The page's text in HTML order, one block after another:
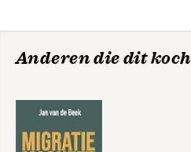
Anderen die dit